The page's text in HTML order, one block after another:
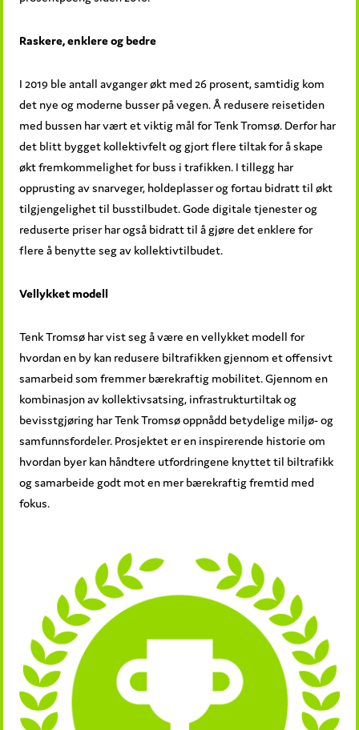
Raskere, enklere og bedre
I 2019 ble antall avganger økt med 26 prosent, samtidig kom
det nye og moderne busser på vegen. Å redusere reisetiden
med bussen har vært et viktig mål for Tenk Tromsø. Derfor har
det blitt bygget kollektivfelt og gjort flere tiltak for å skape
økt fremkommelighet for buss i trafikken. I tillegg har
opprusting av snarveger, holdeplasser og fortau bidratt til økt
tilgjengelighet til busstilbudet. Gode digitale tjenester og
reduserte priser har også bidratt til å gjøre det enklere for
flere å benytte seg av kollektivtilbudet.
Vellykket modell
Tenk Tromsø har vist seg å være en vellykket modell for
hvordan en by kan redusere biltrafikken gjennom et offensivt
samarbeid som fremmer bærekraftig mobilitet. Gjennom en
kombinasjon av kollektivsatsing, infrastrukturtiltak og
bevisstgjøring har Tenk Tromsø oppnådd betydelige miljø- og
samfunnsfordeler. Prosjektet er en inspirerende historie om
hvordan byer kan håndtere utfordringene knyttet til biltrafikk
og samarbeide godt mot en mer bærekraftig fremtid med
fokus.